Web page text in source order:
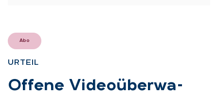
Abo
UR­TEIL
:
Of­fe­ne Vi­deo­über­wa­